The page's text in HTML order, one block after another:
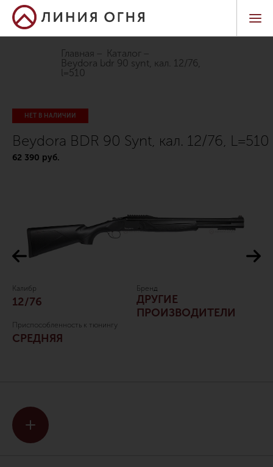
Главная
Каталог
beydora bdr 90 synt, кал. 12/76,
l=510
НЕТ В НАЛИЧИИ
Beydora BDR 90 Synt, кал. 12/76, L=510
62 390 руб.
Калибр
12/76
Бренд
ДРУГИЕ
ПРОИЗВОДИТЕЛИ
Приспособленность к тюнингу
СРЕДНЯЯ